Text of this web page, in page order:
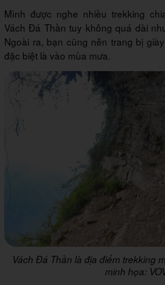
Mình được nghe nhiều trekking
Vách Đá Thần tuy không quá dài
Ngoài ra, bạn cũng nên trang bị
đặc biệt là vào mùa mưa.
Vách Đá Thần là địa điểm trekking
minh họa: